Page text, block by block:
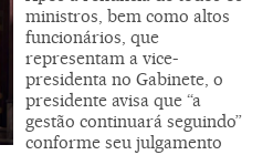
ministros, bem como altos
funcionários, que
representam a vice-
presidenta no Gabinete, o
presidente avisa que “a
gestão continuará seguindo”
conforme seu julgamento